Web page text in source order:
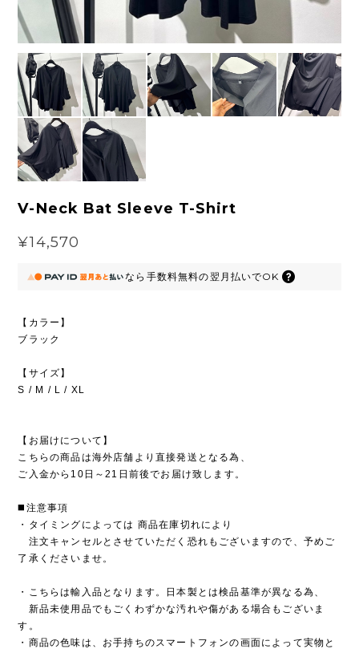
V-Neck Bat Sleeve T-Shirt
¥14,570
なら 手数料無料の翌月払いでOK
【カラー】
ブラック
【サイズ】
S / M / L / XL
【お届けについて】
こちらの商品は海外店舗より直接発送となる為、
ご入金から10日～21日前後でお届け致します。
◼️注意事項
・タイミングによっては 商品在庫切れにより
注文キャンセルとさせていただく恐れもございますので、予めご
了承くださいませ。
・こちらは輸入品となります。日本製とは検品基準が異なる為、
新品未使用品でもごくわずかな汚れや傷がある場合もございま
す。
・商品の色味は、お手持ちのスマートフォンの画面によって実物と